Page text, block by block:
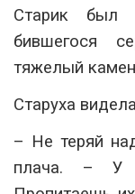
Старик был
бившегося
тяжелый
Старуха
– Не теряй
плача. – У